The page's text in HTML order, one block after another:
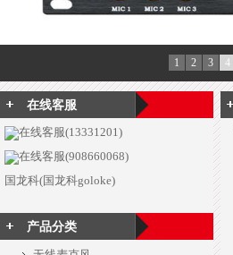
1 2 3 4
在线客服
在线客服(13331201)
在线客服(908660068)
国龙科(国龙科goloke)
产品分类